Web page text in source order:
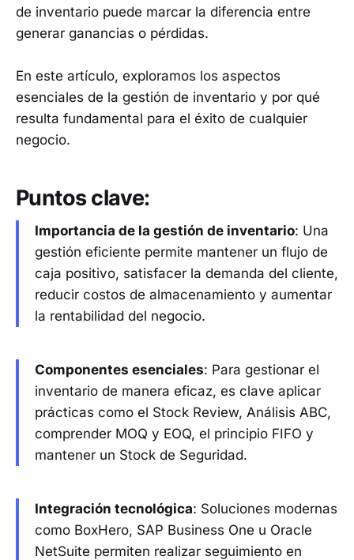
de inventario puede marcar la diferencia entre
generar ganancias o pérdidas.
En este artículo, exploramos los aspectos
esenciales de la gestión de inventario y por qué
resulta fundamental para el éxito de cualquier
negocio.
Puntos clave:
Importancia de la gestión de inventario: Una
gestión eficiente permite mantener un flujo de
caja positivo, satisfacer la demanda del cliente,
reducir costos de almacenamiento y aumentar
la rentabilidad del negocio.
Componentes esenciales: Para gestionar el
inventario de manera eficaz, es clave aplicar
prácticas como el Stock Review, Análisis ABC,
comprender MOQ y EOQ, el principio FIFO y
mantener un Stock de Seguridad.
Integración tecnológica: Soluciones modernas
como BoxHero, SAP Business One u Oracle
NetSuite permiten realizar seguimiento en